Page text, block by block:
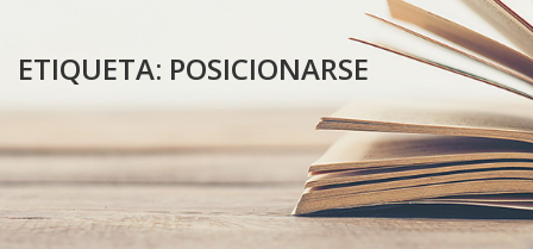
ETIQUETA: POSICIONARSE